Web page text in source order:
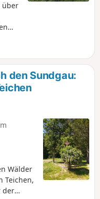
über
den Sundgau:
Wälder
Teichen,
der